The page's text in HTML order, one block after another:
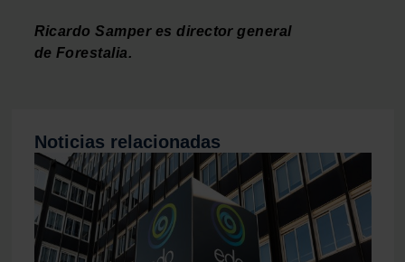
que les haya proporcionado o que hayan recopilado a
partir del uso que haya hecho de sus servicios.
Ricardo Samper es director general
de Forestalia.
Noticias relacionadas